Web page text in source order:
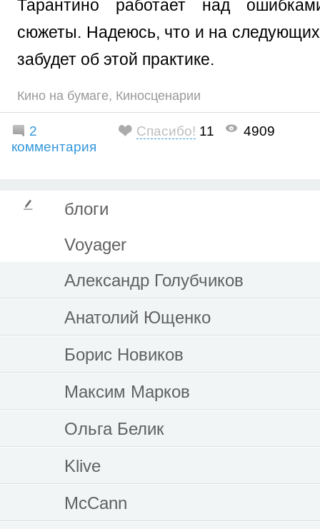
Тарантино работает над
сюжеты. Надеюсь, что и на следующих
забудет об этой практике.
Кино на бумаге, Киносценарии
2
комментария
Спасибо! 11 4909
блоги
Voyager
Александр Голубчиков
Анатолий Ющенко
Борис Новиков
Максим Марков
Ольга Белик
Klive
McCann